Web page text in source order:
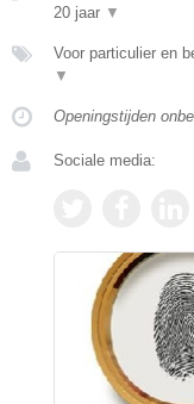
20 jaar ▼
Voor particulier en
▼
Openingstijden
Sociale media: